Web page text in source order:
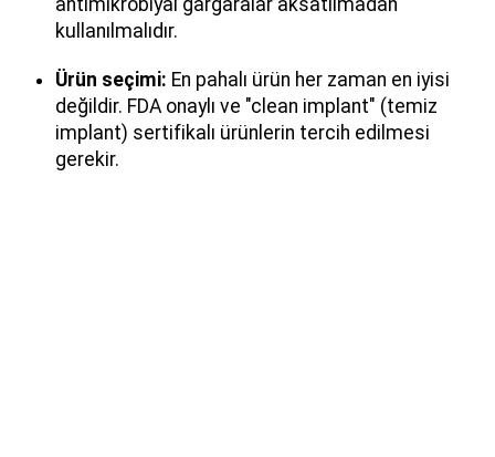
antimikrobiyal gargaralar aksatılmadan
kullanılmalıdır.
Ürün seçimi: En pahalı ürün her zaman en iyisi
değildir. FDA onaylı ve "clean implant" (temiz
implant) sertifikalı ürünlerin tercih edilmesi
gerekir.